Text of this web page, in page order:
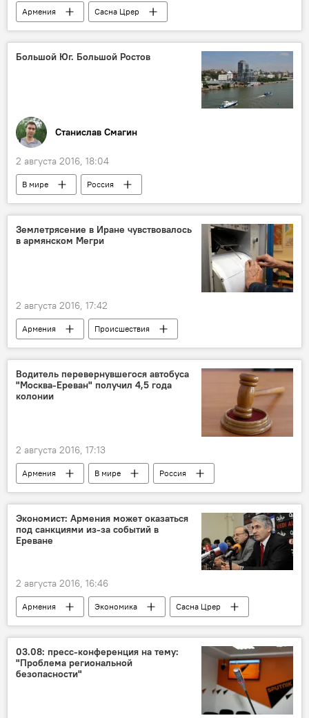
Армения Сасна Црер
Большой Юг. Большой Ростов
Станислав Смагин
2 августа 2016, 18:04
В мире Россия
Землетрясение в Иране чувствовалось
в армянском Мегри
2 августа 2016, 17:42
Армения Происшествия
Водитель перевернувшегося автобуса
"Москва-Ереван" получил 4,5 года
колонии
2 августа 2016, 17:13
Армения В мире Россия
Экономист: Армения может оказаться
под санкциями из-за событий в
Ереване
2 августа 2016, 16:46
Армения Экономика Сасна Црер
03.08: пресс-конференция на тему:
"Проблема региональной
безопасности"